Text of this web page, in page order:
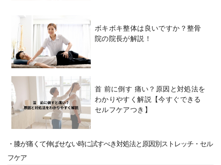
ボキボキ整体は良いですか？整骨
院の院長が解説！
首 前に倒す 痛い？原因と対処法を
わかりやすく解説【今すぐできる
セルフケアつき】
・膝が痛くて伸ばせない時に試すべき対処法と原因別ストレッチ・セル
フケア